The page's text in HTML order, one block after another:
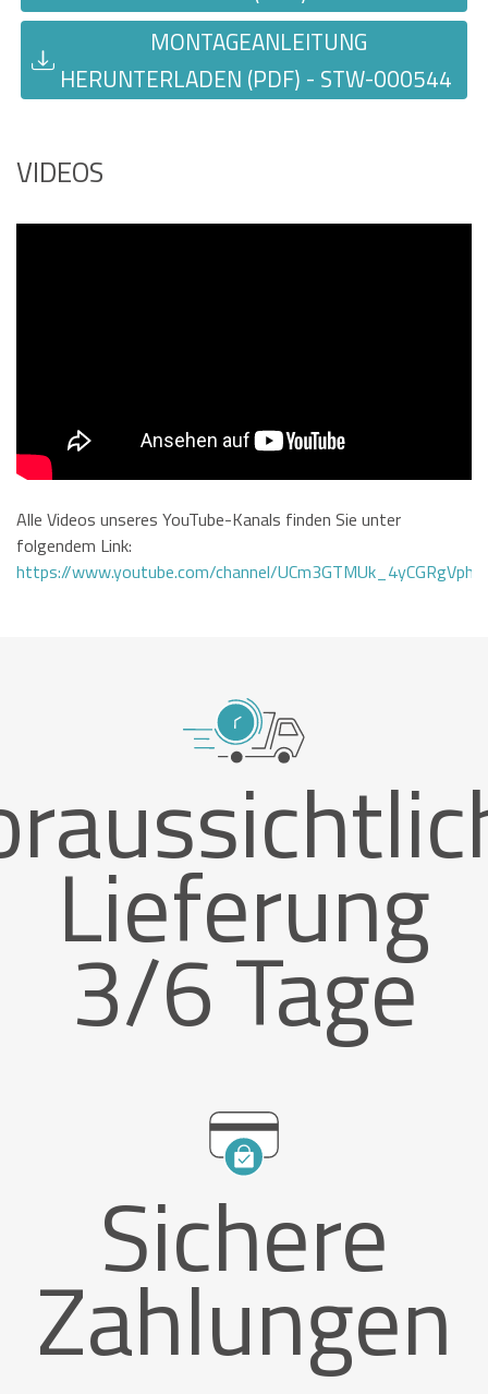
MONTAGEANLEITUNG
HERUNTERLADEN (PDF) - STW-000544
VIDEOS
Alle Videos unseres YouTube-Kanals finden Sie unter
folgendem Link:
https://www.youtube.com/channel/
Lieferung
3/6 Tage
Sichere
Zahlungen